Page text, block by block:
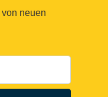
von neuen